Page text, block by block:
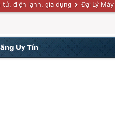
tử, điện lạnh, gia dụng Đại Lý
Uy Tín